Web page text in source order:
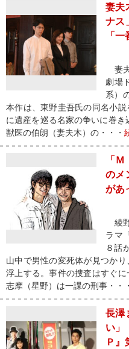
妻夫
ナス
「
妻
劇場
系）
本作は、東野圭吾氏の同名小
に遺産を巡る名家の争いに巻
獣医の伯朗（妻夫木）の・・・
「
のメ
があ
綾
ラマ
８話
山中で男性の変死体が見つか
浮上する。事件の捜査はすぐ
志摩（星野）は一課の刑事・・・
長澤
い」
Ｐ』